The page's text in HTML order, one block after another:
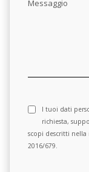
Messaggio
I tuoi dati
richiesta,
scopi descritti nella
2016/679.